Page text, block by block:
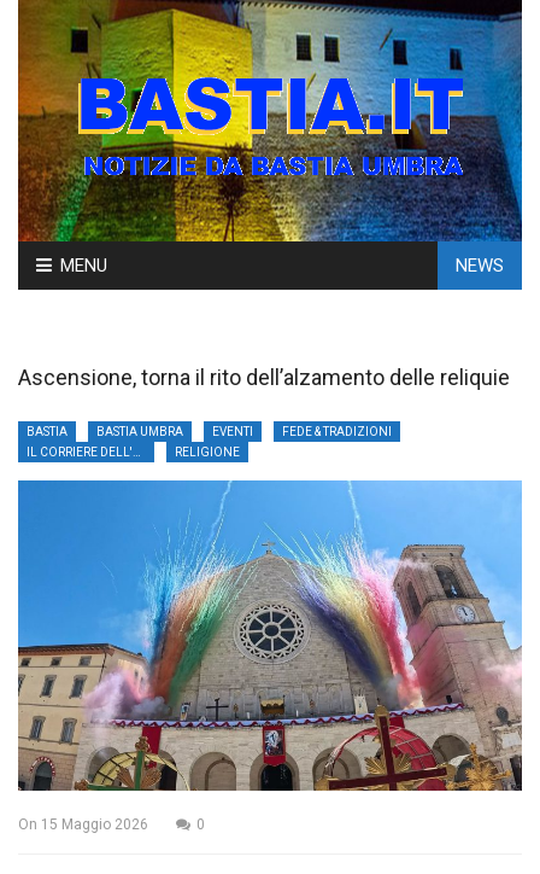
Skip
to
MENU NEWS
Ascensione, torna il rito dell’alzamento delle reliquie
BASTIA BASTIA UMBRA EVENTI
FEDE & TRADIZIONI
RELIGIONE
On 15 Maggio 2026 0